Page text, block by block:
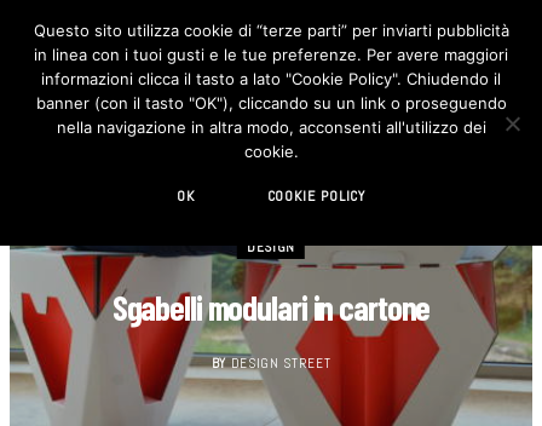
F
c
e
b
o
I
n
s
t
DESIGN
Sgabelli modulari in cartone
BY DESIGN STREET
Questo sito utilizza cookie di “terze parti” per inviarti pubblicità
in linea con i tuoi gusti e le tue preferenze. Per avere maggiori
informazioni clicca il tasto a lato "Cookie Policy". Chiudendo il
banner (con il tasto "OK"), cliccando su un link o proseguendo
nella navigazione in altra modo, acconsenti all'utilizzo dei
cookie.
OK COOKIE POLICY